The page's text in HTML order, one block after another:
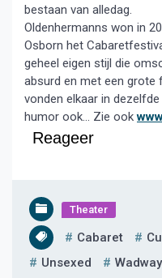
bestaan van alledag.
Oldenhermanns won in
Osborn het
geheel eigen stijl die
absurd en met een grote
vonden elkaar in
humor ook… Zie ook
Reageer
Theater
Cabaret
Unsexed
Wadway